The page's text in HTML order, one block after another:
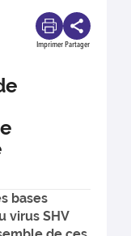
Imprimer Partager
bases
virus SHV